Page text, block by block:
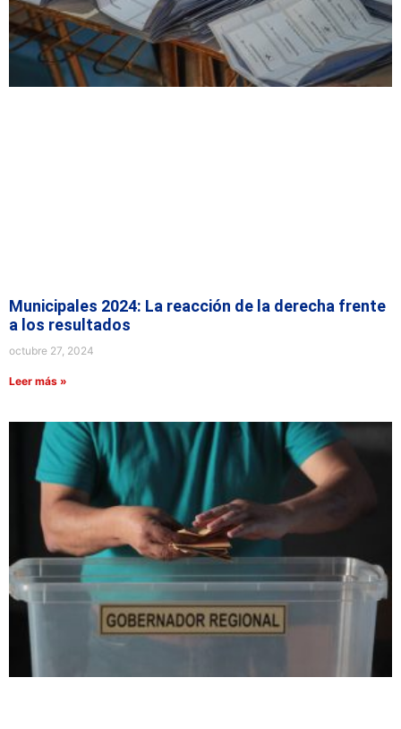
Municipales 2024: La reacción de la derecha frente
a los resultados
octubre 27, 2024
Leer más »